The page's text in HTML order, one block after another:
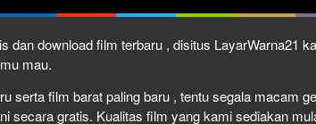
dan download film terbaru , disitus LayarWarna21
mau.
serta film barat paling baru , tentu segala macam
secara gratis. Kualitas film yang kami sediakan